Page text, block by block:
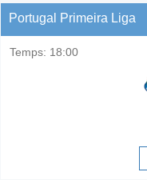
Portugal Primeira Liga
Temps: 18:00